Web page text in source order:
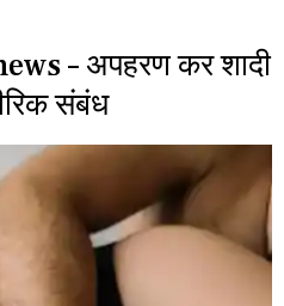
– अपहरण कर शादी
संबंध